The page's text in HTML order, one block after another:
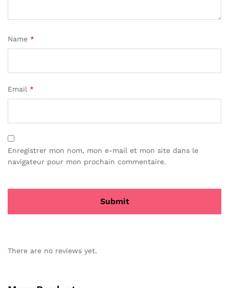
Name *
Email *
Enregistrer mon nom, mon e-mail et mon site dans le
navigateur pour mon prochain commentaire.
There are no reviews yet.